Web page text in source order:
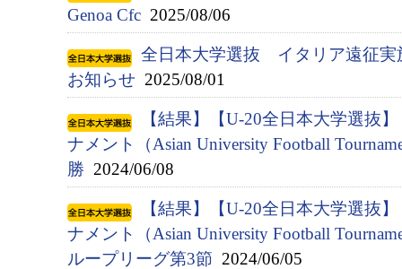
Genoa Cfc 2025/08/06
全日本大学選抜 イタリア遠征実
お知らせ 2025/08/01
【結果】【U-20全日本大学選抜
ナメント（Asian University Football
勝 2024/06/08
【結果】【U-20全日本大学選抜
ナメント（Asian University Football
ループリーグ第3節 2024/06/05